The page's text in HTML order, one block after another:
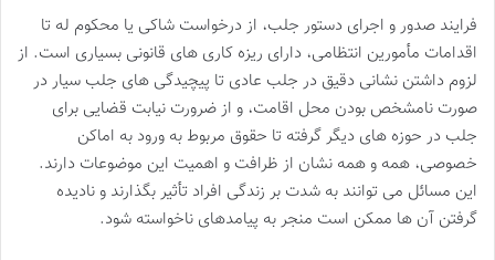
فرایند صدور و اجرای دستور جلب، از درخواست شاکی یا محکوم له تا
اقدامات مأمورین انتظامی، دارای ریزه کاری های قانونی بسیاری است. از
لزوم داشتن نشانی دقیق در جلب عادی تا پیچیدگی های جلب سیار در
صورت نامشخص بودن محل اقامت، و از ضرورت نیابت قضایی برای
جلب در حوزه های دیگر گرفته تا حقوق مربوط به ورود به اماکن
خصوصی، همه و همه نشان از ظرافت و اهمیت این موضوعات دارند.
این مسائل می توانند به شدت بر زندگی افراد تأثیر بگذارند و نادیده
گرفتن آن ها ممکن است منجر به پیامدهای ناخواسته شود.